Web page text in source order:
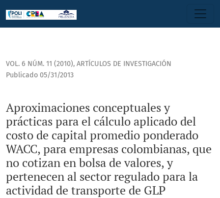
VOL. 6 NÚM. 11 (2010), ARTÍCULOS DE INVESTIGACIÓN
Aproximaciones conceptuales y
prácticas para el cálculo aplicado del
costo de capital promedio ponderado
WACC, para empresas colombianas, que
no cotizan en bolsa de valores, y
pertenecen al sector regulado para la
actividad de transporte de GLP
Publicado 05/31/2013